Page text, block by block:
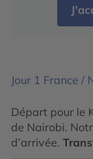
Jour 1 France /
Départ pour le
de Nairobi.
d’arrivée.